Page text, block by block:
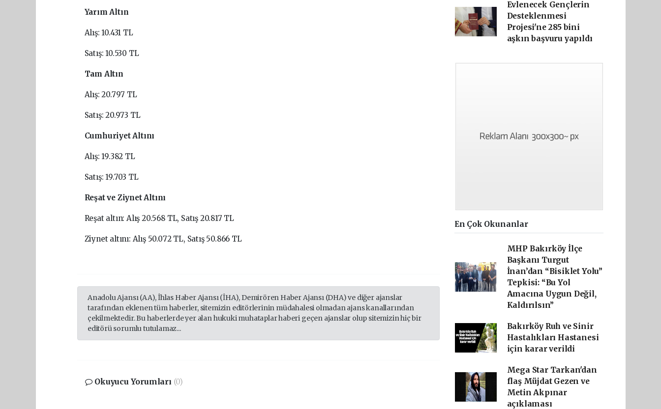
Yarım Altın
Alış: 10.431 TL
Satış: 10.530 TL
Tam Altın
Alış: 20.797 TL
Satış: 20.973 TL
Cumhuriyet Altını
Alış: 19.382 TL
Satış: 19.703 TL
Reşat ve Ziynet Altını
Reşat altın: Alış 20.568 TL, Satış 20.817 TL
Ziynet altını: Alış 50.072 TL, Satış 50.866 TL
Anadolu Ajansı (AA), İhlas Haber Ajansı (İHA), Demirören Haber Ajansı (DHA) ve diğer ajanslar
tarafından eklenen tüm haberler, sitemizin editörlerinin müdahalesi olmadan ajans kanallarından
çekilmektedir. Bu haberlerde yer alan hukuki muhataplar haberi geçen ajanslar olup sitemizin hiç bir
editörü sorumlu tutulamaz...
Okuyucu Yorumları (0)
Evlenecek Gençlerin
Desteklenmesi
Projesi'ne 285 bini
aşkın başvuru yapıldı
En Çok Okunanlar
MHP Bakırköy İlçe
Başkanı Turgut
İnan’dan “Bisiklet Yolu”
Tepkisi: “Bu Yol
Amacına Uygun Değil,
Kaldırılsın”
Bakırköy Ruh ve Sinir
Hastalıkları Hastanesi
için karar verildi
Mega Star Tarkan'dan
flaş Müjdat Gezen ve
Metin Akpınar
açıklaması